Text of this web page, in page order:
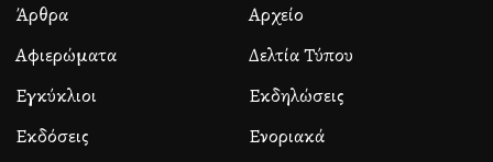
Άρθρα
Αρχείο
Αφιερώματα
Δελτία Τύπου
Εγκύκλιοι
Εκδηλώσεις
Εκδόσεις
Ενοριακά